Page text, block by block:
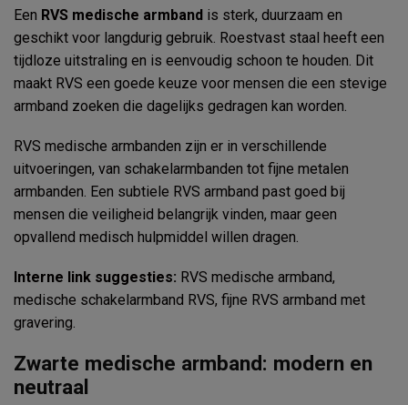
Een RVS medische armband is sterk, duurzaam en
geschikt voor langdurig gebruik. Roestvast staal heeft een
tijdloze uitstraling en is eenvoudig schoon te houden. Dit
maakt RVS een goede keuze voor mensen die een stevige
armband zoeken die dagelijks gedragen kan worden.
RVS medische armbanden zijn er in verschillende
uitvoeringen, van schakelarmbanden tot fijne metalen
armbanden. Een subtiele RVS armband past goed bij
mensen die veiligheid belangrijk vinden, maar geen
opvallend medisch hulpmiddel willen dragen.
Interne link suggesties: RVS medische armband,
medische schakelarmband RVS, fijne RVS armband met
gravering.
Zwarte medische armband: modern en
neutraal